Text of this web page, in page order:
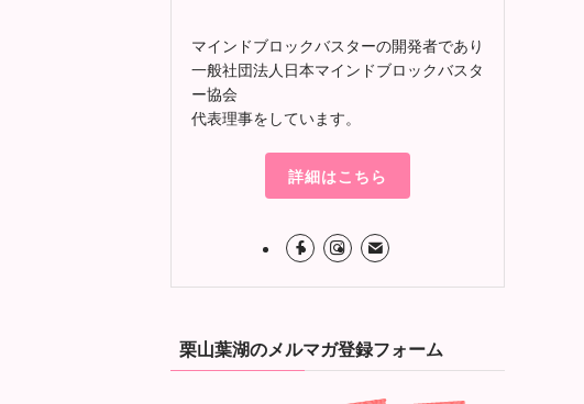
マインドブロックバスターの開発者であり
一般社団法人日本マインドブロックバスタ
ー協会
代表理事をしています。
詳細はこちら
栗山葉湖のメルマガ登録フォーム